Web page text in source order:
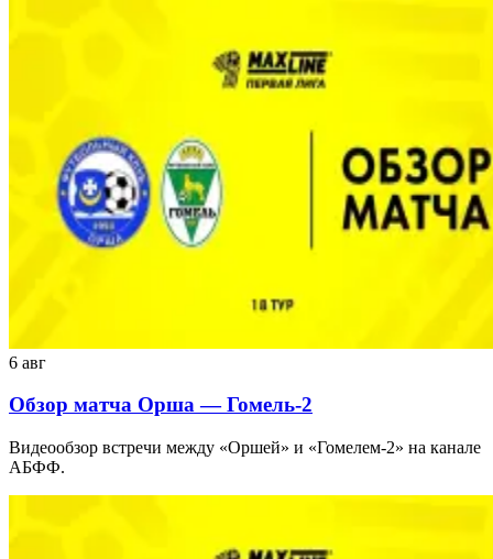
6 авг
Обзор матча Орша — Гомель-2
Видеообзор встречи между «Оршей» и «Гомелем-2» на канале
АБФФ.